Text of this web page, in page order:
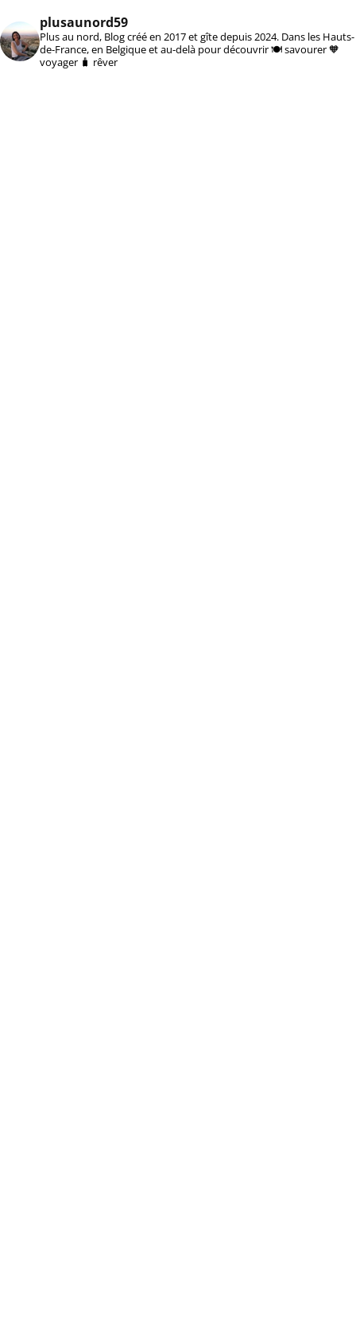
plusaunord59
Plus au nord, Blog créé en 2017 et gîte depuis 2024. Dans les Hauts-
de-France, en Belgique et au-delà pour découvrir 🍽️ savourer 🧡
voyager 🧳 rêver